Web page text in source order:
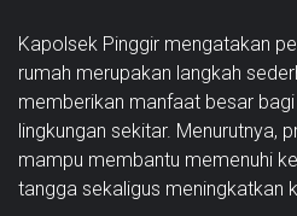
Kapolsek Pinggir mengatakan
rumah merupakan langkah
memberikan manfaat besar
lingkungan sekitar. Menurutnya,
mampu membantu memenuhi
tangga sekaligus meningkatkan